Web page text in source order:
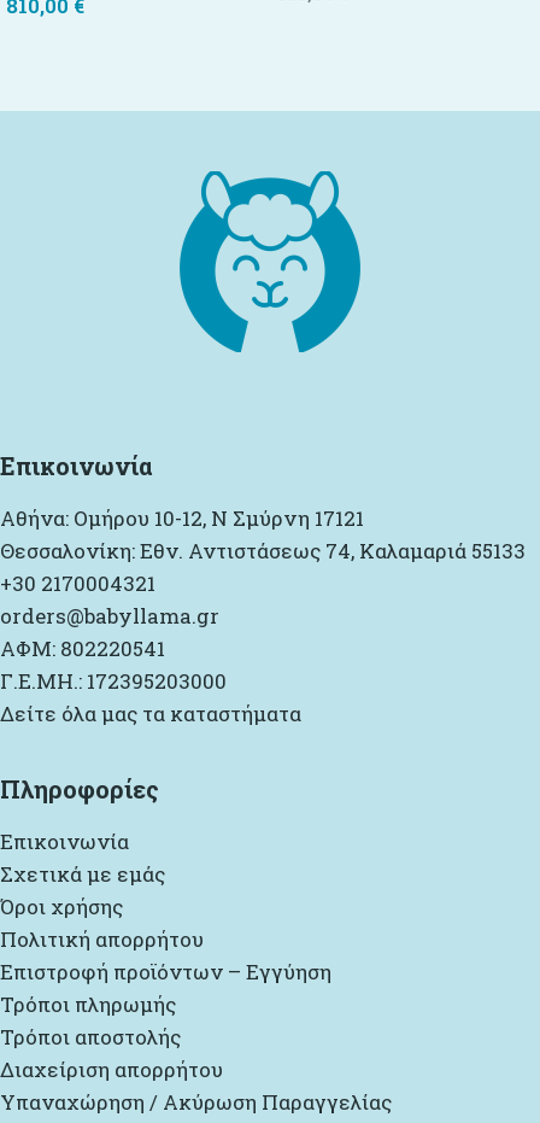
Επικοινωνία
Αθήνα: Ομήρου 10-12, Ν Σμύρνη 17121
Θεσσαλονίκη: Εθν. Αντιστάσεως 74, Καλαμαριά 55133
+30 2170004321
orders@babyllama.gr
ΑΦΜ: 802220541
Γ.Ε.ΜΗ.: 172395203000
Δείτε όλα μας τα καταστήματα
Πληροφορίες
Επικοινωνία
Σχετικά με εμάς
Όροι χρήσης
Πολιτική απορρήτου
Επιστροφή προϊόντων – Εγγύηση
Τρόποι πληρωμής
Τρόποι αποστολής
Διαχείριση απορρήτου
Υπαναχώρηση / Ακύρωση Παραγγελίας